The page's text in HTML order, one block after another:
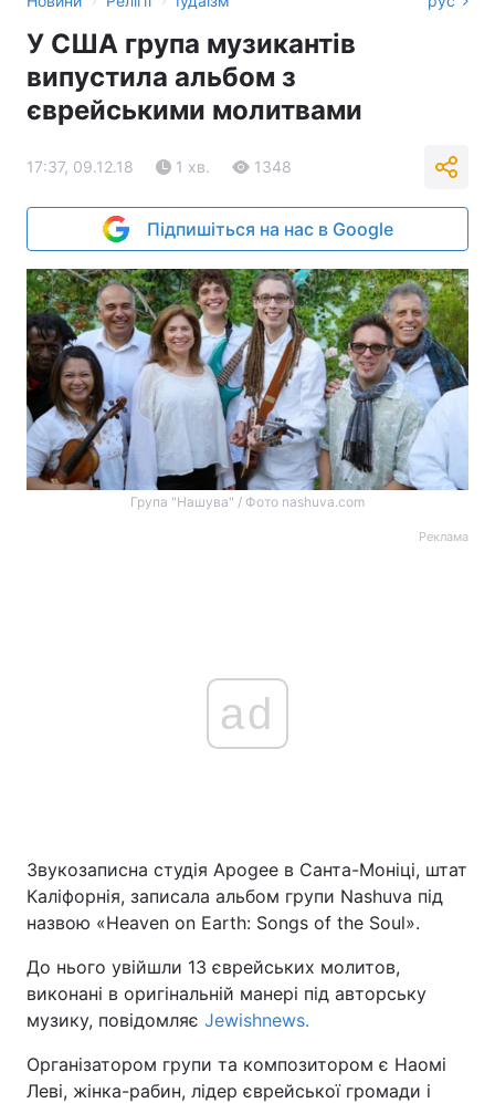
У США група музикантів
випустила альбом з
єврейськими молитвами
17:37, 09.12.18 1 хв. 1348
Підпишіться на нас в Google
Група "Нашува" / Фото nashuva.com
Реклама
ad
Звукозаписна студія Apogee в Санта-Моніці, штат
Каліфорнія, записала альбом групи Nashuva під
назвою «Heaven on Earth: Songs of the Soul».
До нього увійшли 13 єврейських молитов,
виконані в оригінальній манері під авторську
музику, повідомляє Jewishnews.
Організатором групи та композитором є Наомі
Леві, жінка-рабин, лідер єврейської громади і